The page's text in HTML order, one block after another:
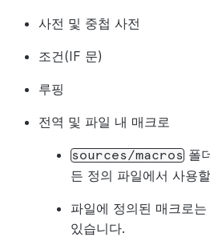
사전 및 중첩 사전
조건(IF 문)
루핑
전역 및 파일 내 매크로
sources/macros 폴
든 정의 파일에서 사용
파일에 정의된 매크로
있습니다.